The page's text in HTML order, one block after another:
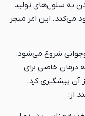
بدن به سلول‌های تولید
می‌کند. این امر منجر
یا نوجوانی شروع می‌شود،
درمان خاصی برای
آن پیشگیری کرد.
از: